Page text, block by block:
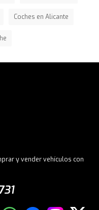
Coches en Alicante
y vender vehículos con